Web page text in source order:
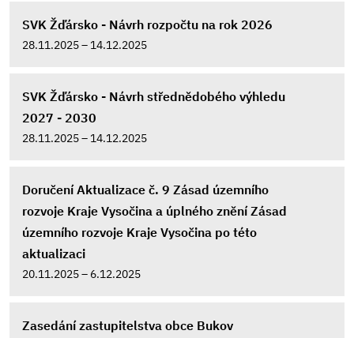
SVK Žďársko - Návrh rozpočtu na rok 2026
28.11.2025 – 14.12.2025
SVK Žďársko - Návrh střednědobého výhledu
2027 - 2030
28.11.2025 – 14.12.2025
Doručení Aktualizace č. 9 Zásad územního
rozvoje Kraje Vysočina a úplného znění Zásad
územního rozvoje Kraje Vysočina po této
aktualizaci
20.11.2025 – 6.12.2025
Zasedání zastupitelstva obce Bukov